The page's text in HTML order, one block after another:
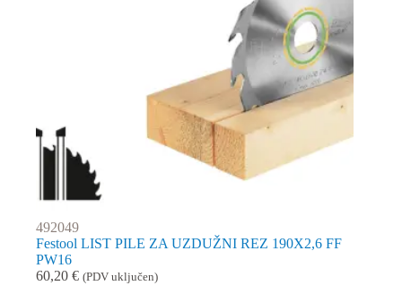
492049
Festool LIST PILE ZA UZDUŽNI REZ 190X2,6 FF
PW16
60,20 € (PDV uključen)